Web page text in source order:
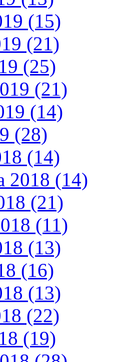
(15)
(21)
(25)
(21)
(14)
(28)
(14)
2018 (14)
(21)
(11)
(13)
(16)
(13)
(22)
(19)